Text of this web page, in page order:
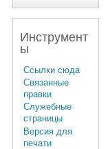
Инструмент
ы
Ссылки сюда
Связанные
правки
Служебные
страницы
Версия для
печати